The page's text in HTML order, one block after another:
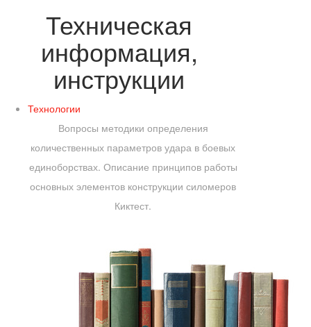
Техническая
информация,
инструкции
Технологии
Вопросы методики определения
количественных параметров удара в боевых
единоборствах. Описание принципов работы
основных элементов конструкции силомеров
Киктест.